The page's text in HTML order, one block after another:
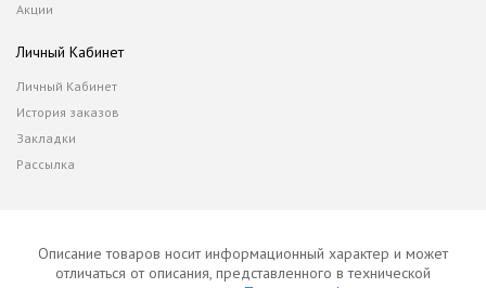
Акции
Личный Кабинет
Личный Кабинет
История заказов
Закладки
Рассылка
Описание товаров носит информационный характер и может
отличаться от описания, представленного в технической